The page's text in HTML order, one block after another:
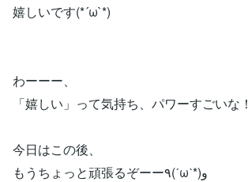
嬉しいです(*´ω`*)
わーーー、
「嬉しい」って気持ち、パワーすごいな！
今日はこの後、
もうちょっと頑張るぞーー٩(ˊωˋ*)و